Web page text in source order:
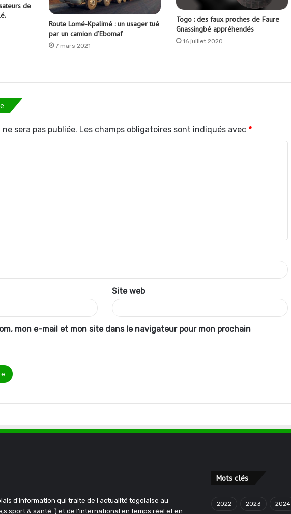
de
Route Lomé-Kpalimé : un usager tué
par un camion d’Ebomaf
7 mars 2021
Togo : des faux proches de Faure
Gnassingbé appréhendés
16 juillet 2020
sera pas publiée. Les champs obligatoires sont indiqués avec *
Site web
mon e-mail et mon site dans le navigateur pour mon prochain
d'information qui traite de l actualité togolaise au
sport & santé..) et de l'international en temps réel et en
Mots clés
2022 2023 2024